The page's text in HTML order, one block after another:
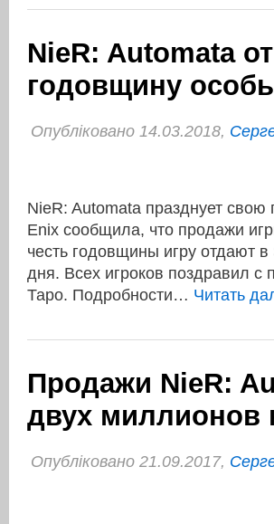
NieR: Automata
годовщину
Опубліковано 14.03.2018,
NieR: Automata празднует
Enix сообщила, что продажи
честь годовщины игру отдают
дня. Всех игроков поздравил
Таро. Подробности… Читать
Продажи NieR:
двух миллионов
Опубліковано 21.09.2017,